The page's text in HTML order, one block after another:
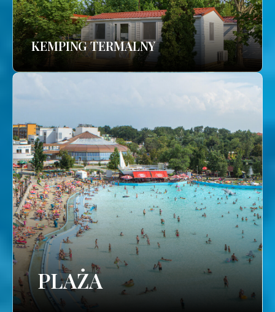
KEMPING TERMALNY
PLAŻA